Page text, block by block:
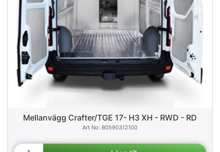
Mellanvägg Crafter/TGE 17- H3 XH - RWD - RD
B0590312100